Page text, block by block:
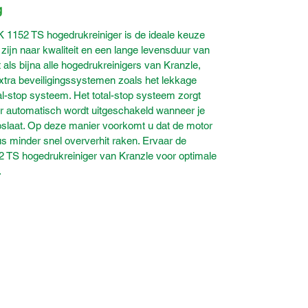
1152 TS hogedrukreiniger is de ideale keuze
naar kwaliteit en een lange levensduur van
bijna alle hogedrukreinigers van Kranzle,
beveiligingssystemen zoals het lekkage
stop systeem. Het total-stop systeem zorgt
automatisch wordt uitgeschakeld wanneer je
Op deze manier voorkomt u dat de motor
minder snel oververhit raken. Ervaar de
TS hogedrukreiniger van Kranzle voor optimale